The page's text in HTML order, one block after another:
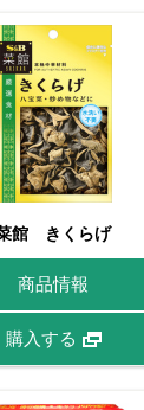
館 きくらげ
商品情報
購入する